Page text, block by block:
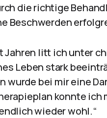
die richtige
Beschwerden
Jahren litt ich unter
Leben stark
wurde bei mir eine
konnte ich
wieder wohl.“